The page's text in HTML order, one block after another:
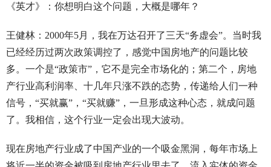
《英才》：你想明白这个问题，大概是哪年？
王健林：2000年5月，我在万达召开了三天“务虚会”。当时我
已经经历过两次政策调控了，感觉中国房地产的问题比较
多。一个是“政策市”，它不是完全市场化的；第二个，房地
产行业高利润率、十几年只涨不跌的态势，传递给人们一种
信号，“买就赢”，“买就赚”，一旦形成这种心态，就成问题
了。我相信，这个行业一定会出现大波动。
现在房地产行业成了中国产业的一个吸金黑洞，每年市场上